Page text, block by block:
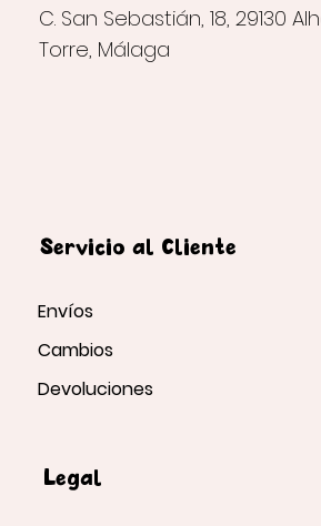
C. San Sebastián, 18, 29130
Torre, Málaga
Servicio al Cliente
Envíos
Cambios
Devoluciones
Legal